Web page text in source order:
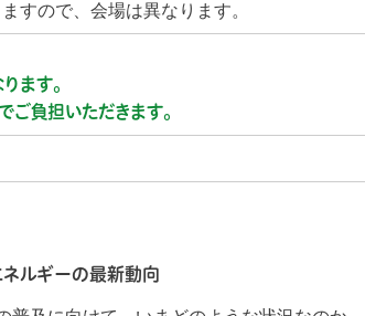
すので、会場は異なります。
ます。
負担いただきます。
ネルギーの最新動向